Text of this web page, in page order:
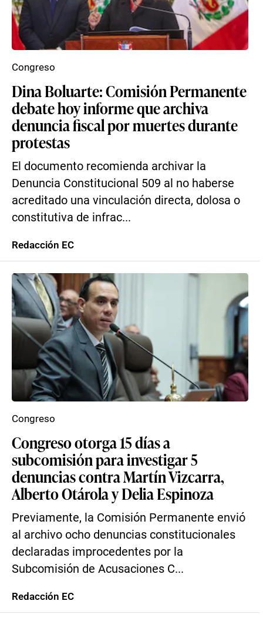
Dina Boluarte: Comisión Permanente
debate hoy informe que archiva
denuncia fiscal por muertes durante
protestas
El documento recomienda archivar la
Denuncia Constitucional 509 al no haberse
acreditado una vinculación directa, dolosa o
constitutiva de infrac...
Congreso
Redacción EC
Congreso otorga 15 días a
subcomisión para investigar 5
denuncias contra Martín Vizcarra,
Alberto Otárola y Delia Espinoza
Previamente, la Comisión Permanente envió
al archivo ocho denuncias constitucionales
declaradas improcedentes por la
Subcomisión de Acusaciones C...
Congreso
Redacción EC